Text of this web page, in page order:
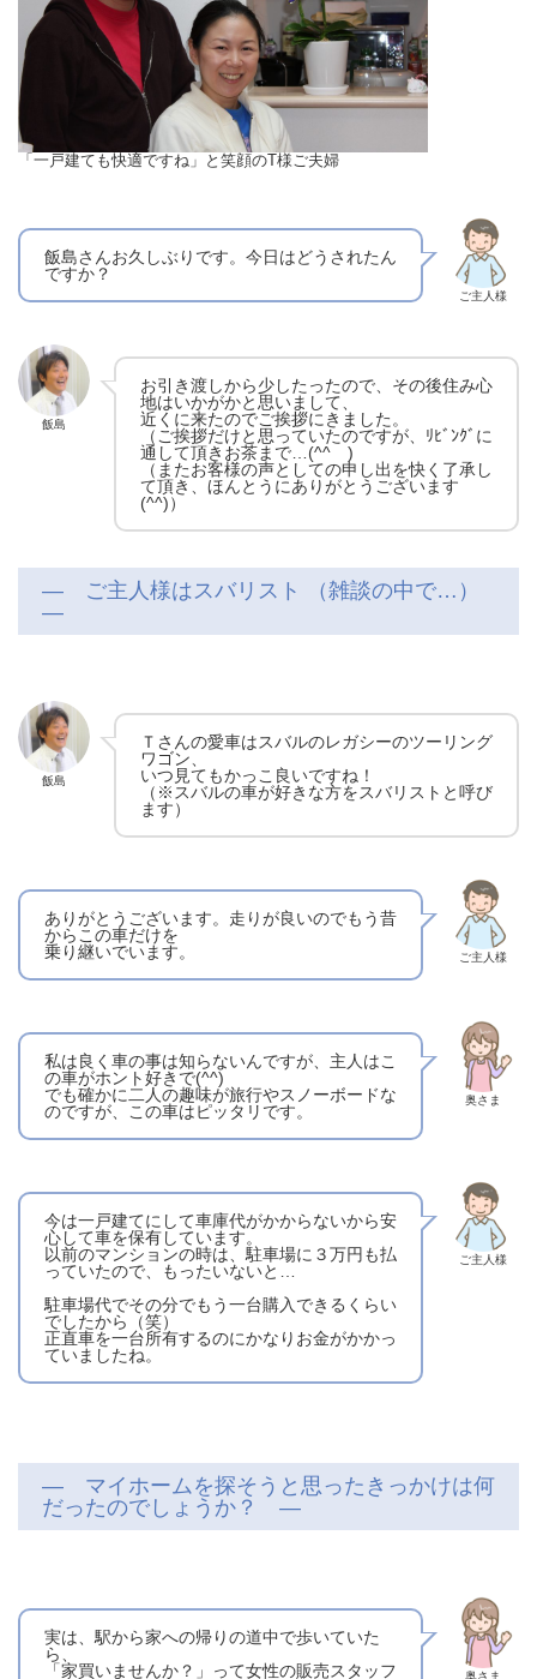
「一戸建ても快適ですね」と笑顔のT様ご夫婦
飯島さんお久しぶりです。今日はどうされたん
ですか？
ご主人様
飯島
お引き渡しから少したったので、その後住み心
地はいかがかと思いまして、
近くに来たのでご挨拶にきました。
（ご挨拶だけと思っていたのですが、ﾘﾋﾞﾝｸﾞに
通して頂きお茶まで…(^^ゞ)
（またお客様の声としての申し出を快く了承し
て頂き、ほんとうにありがとうございます
(^^)）
― ご主人様はスバリスト （雑談の中で…）
―
飯島
Ｔさんの愛車はスバルのレガシーのツーリング
ワゴン、
いつ見てもかっこ良いですね！
（※スバルの車が好きな方をスバリストと呼び
ます）
ありがとうございます。走りが良いのでもう昔
からこの車だけを
乗り継いでいます。
ご主人様
私は良く車の事は知らないんですが、主人はこ
の車がホント好きで(^^)
でも確かに二人の趣味が旅行やスノーボードな
のですが、この車はピッタリです。
奥さま
今は一戸建てにして車庫代がかからないから安
心して車を保有しています。
以前のマンションの時は、駐車場に３万円も払
っていたので、もったいないと…
駐車場代でその分でもう一台購入できるくらい
でしたから（笑）
正直車を一台所有するのにかなりお金がかかっ
ていましたね。
ご主人様
― マイホームを探そうと思ったきっかけは何
だったのでしょうか？ ―
実は、駅から家への帰りの道中で歩いていた
ら、
「家買いませんか？」って女性の販売スタッフ
奥さま